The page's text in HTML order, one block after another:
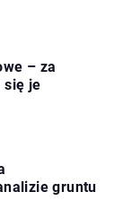
– za
się je
gruntu